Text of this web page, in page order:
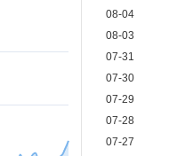
08-04
08-03
07-31
07-30
07-29
07-28
07-27